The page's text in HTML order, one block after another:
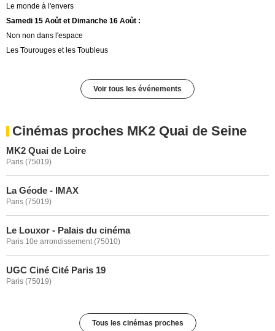
Le monde à l'envers
Samedi 15 Août et Dimanche 16 Août :
Non non dans l'espace
Les Tourouges et les Toubleus
Voir tous les événements
Cinémas proches MK2 Quai de Seine
MK2 Quai de Loire
Paris (75019)
La Géode - IMAX
Paris (75019)
Le Louxor - Palais du cinéma
Paris 10e arrondissement (75010)
UGC Ciné Cité Paris 19
Paris (75019)
Tous les cinémas proches